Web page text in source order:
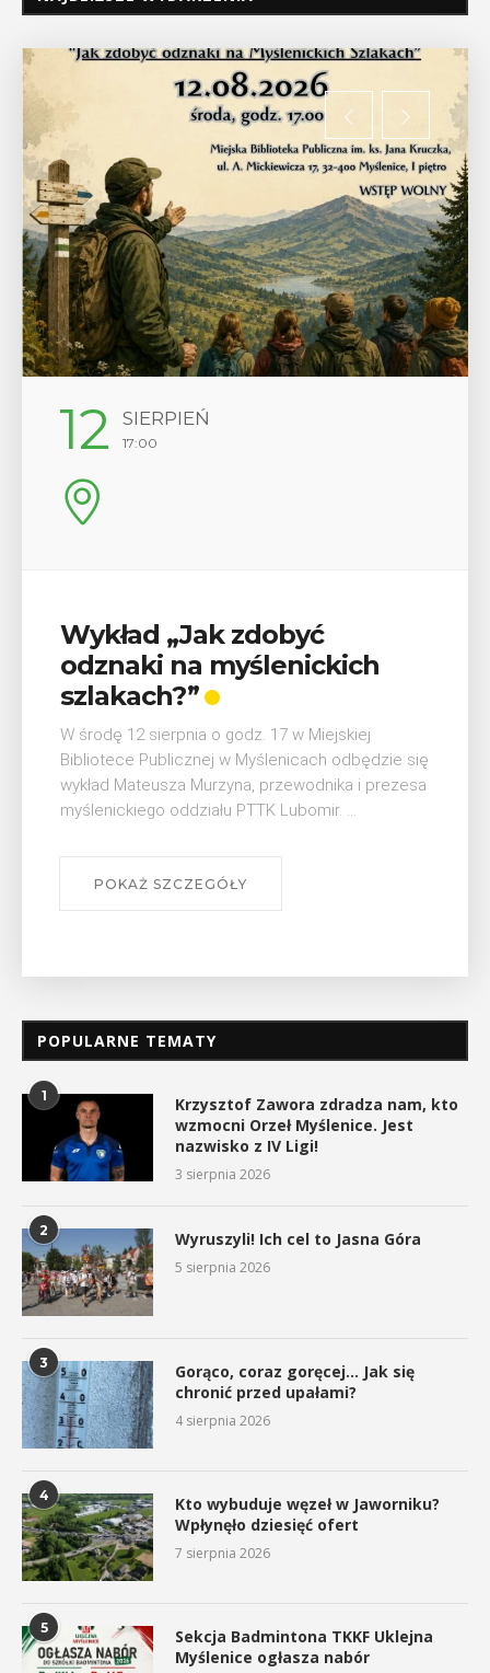
12 SIERPIEŃ
17:00
Wykład „Jak zdobyć
odznaki na myślenickich
szlakach?”
W środę 12 sierpnia o godz. 17 w Miejskiej
Bibliotece Publicznej w Myślenicach odbędzie się
wykład Mateusza Murzyna, przewodnika i prezesa
myślenickiego oddziału PTTK Lubomir. ...
POKAŻ SZCZEGÓŁY
POPULARNE TEMATY
1
Krzysztof Zawora zdradza nam, kto
wzmocni Orzeł Myślenice. Jest
nazwisko z IV Ligi!
3 sierpnia 2026
2 Wyruszyli! Ich cel to Jasna Góra
5 sierpnia 2026
3
Gorąco, coraz goręcej… Jak się
chronić przed upałami?
4 sierpnia 2026
4
Kto wybuduje węzeł w Jaworniku?
Wpłynęło dziesięć ofert
7 sierpnia 2026
5
Sekcja Badmintona TKKF Uklejna
Myślenice ogłasza nabór